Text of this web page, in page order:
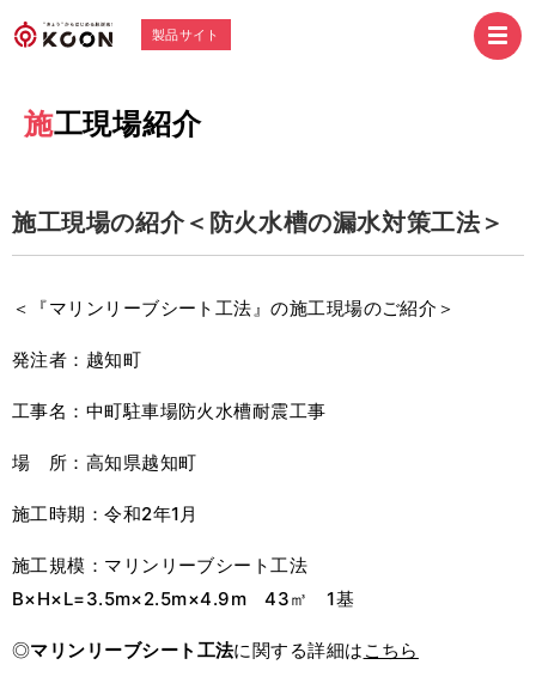
製品サイト
施工現場紹介
施工現場の紹介＜防火水槽の漏水対策工法＞
＜『マリンリーブシート工法』の施工現場のご紹介＞
発注者：越知町
工事名：中町駐車場防火水槽耐震工事
場 所：高知県越知町
施工時期：令和2年1月
施工規模：マリンリーブシート工法
B×H×L=3.5m×2.5m×4.9m 43㎥ 1基
◎マリンリーブシート工法に関する詳細は こちら